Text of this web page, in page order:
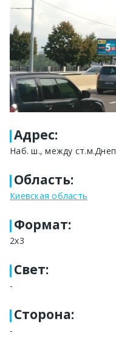
Адрес:
Наб. ш., между
Область:
Киевская область
Формат:
2x3
Свет:
-
Сторона:
-